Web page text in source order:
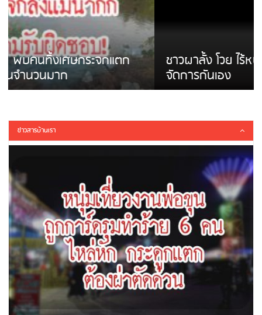
ชาวผาลั้ง โวย ไร้หน่วยงานดูแล ดินสไลด์ ต้อง
จัดการกันเอง
ข่าวสารบ้านเรา